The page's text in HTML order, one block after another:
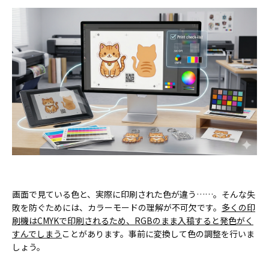
画面で見ている色と、実際に印刷された色が違う……。そんな失
敗を防ぐためには、カラーモードの理解が不可欠です。 多くの印
刷機はCMYKで印刷されるため、RGBのまま入稿すると発色がく
すんでしまう ことがあります。事前に変換して色の調整を行いま
しょう。